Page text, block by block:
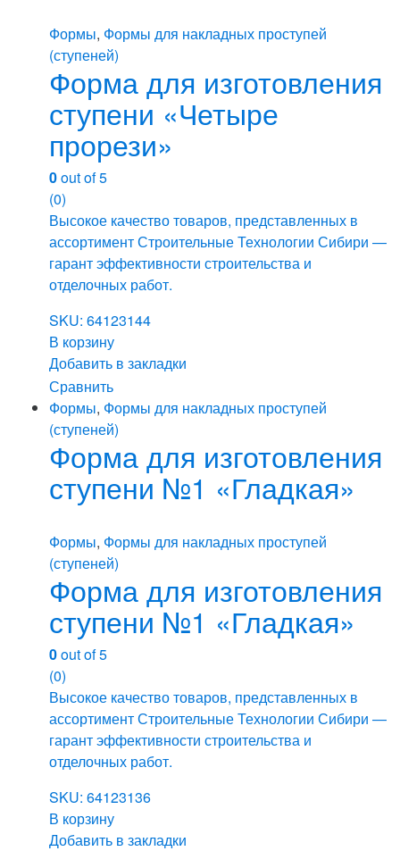
Формы, Формы для накладных проступей
(ступеней)
Форма для изготовления
ступени «Четыре
прорези»
0out of 5
(0)
Высокое качество товаров, представленных в
ассортимент Строительные Технологии Сибири —
гарант эффективности строительства и
отделочных работ.
SKU: 64123144
В корзину
Добавить в закладки
Сравнить
Формы, Формы для накладных проступей
(ступеней)
Форма для изготовления
ступени №1 «Гладкая»
Формы, Формы для накладных проступей
(ступеней)
Форма для изготовления
ступени №1 «Гладкая»
0out of 5
(0)
Высокое качество товаров, представленных в
ассортимент Строительные Технологии Сибири —
гарант эффективности строительства и
отделочных работ.
SKU: 64123136
В корзину
Добавить в закладки